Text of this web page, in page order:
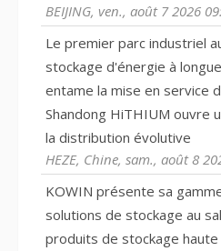
BEIJING, ven., août 7 2026
Le premier parc industriel
stockage d'énergie à
entame la mise en service
Shandong HiTHIUM ouvre
la distribution évolutive
HEZE, Chine, sam., août 8
KOWIN présente sa
solutions de stockage au
produits de stockage